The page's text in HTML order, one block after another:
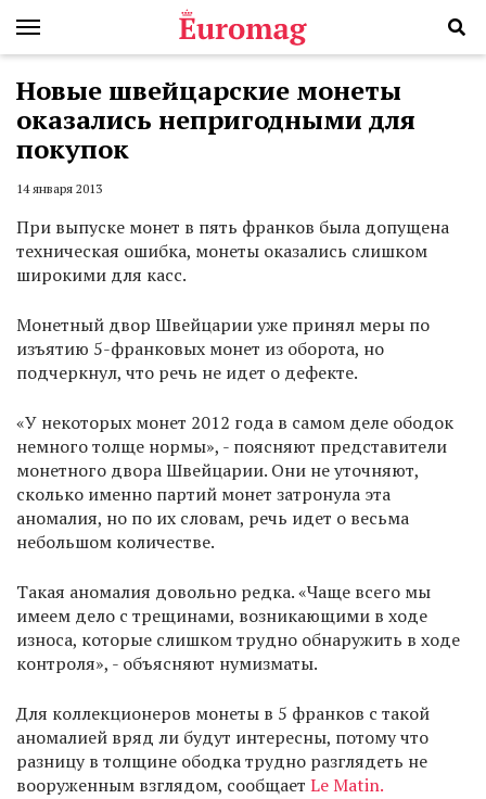
Новые швейцарские монеты
оказались непригодными для
покупок
14 января 2013
При выпуске монет в пять франков была допущена
техническая ошибка, монеты оказались слишком
широкими для касс.
Монетный двор Швейцарии уже принял меры по
изъятию 5-франковых монет из оборота, но
подчеркнул, что речь не идет о дефекте.
«У некоторых монет 2012 года в самом деле ободок
немного толще нормы», - поясняют представители
монетного двора Швейцарии. Они не уточняют,
сколько именно партий монет затронула эта
аномалия, но по их словам, речь идет о весьма
небольшом количестве.
Такая аномалия довольно редка. «Чаще всего мы
имеем дело с трещинами, возникающими в ходе
износа, которые слишком трудно обнаружить в ходе
контроля», - объясняют нумизматы.
Для коллекционеров монеты в 5 франков с такой
аномалией вряд ли будут интересны, потому что
разницу в толщине ободка трудно разглядеть не
вооруженным взглядом, сообщает Le Matin.